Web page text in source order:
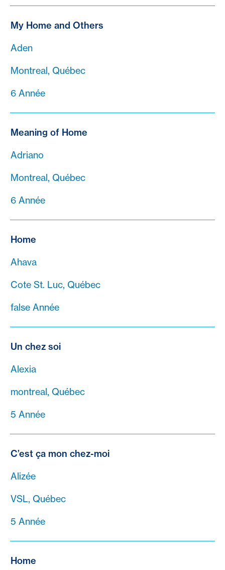
My Home and Others
Aden
Montreal, Québec
6 Année
Meaning of Home
Adriano
Montreal, Québec
6 Année
Home
Ahava
Cote St. Luc, Québec
false Année
Un chez soi
Alexia
montreal, Québec
5 Année
C’est ça mon chez-moi
Alizée
VSL, Québec
5 Année
Home